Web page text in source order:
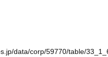
data/corp/59770/table/